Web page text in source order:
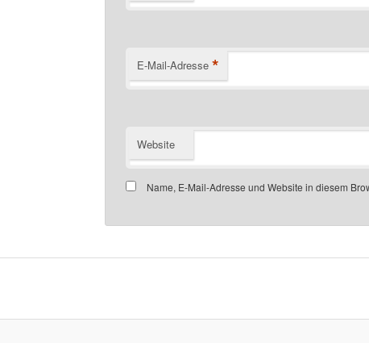
E-Mail-Adresse *
Website
Name, E-Mail-Adresse und Website in diesem